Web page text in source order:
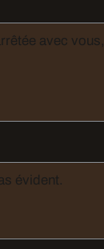
avec vous,
n’est pas évident.